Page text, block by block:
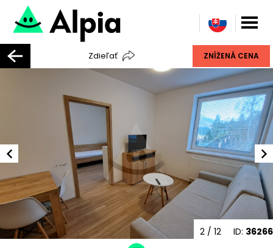
Zdieľať ZNÍŽENÁ CENA
ID: 36266
2 / 12